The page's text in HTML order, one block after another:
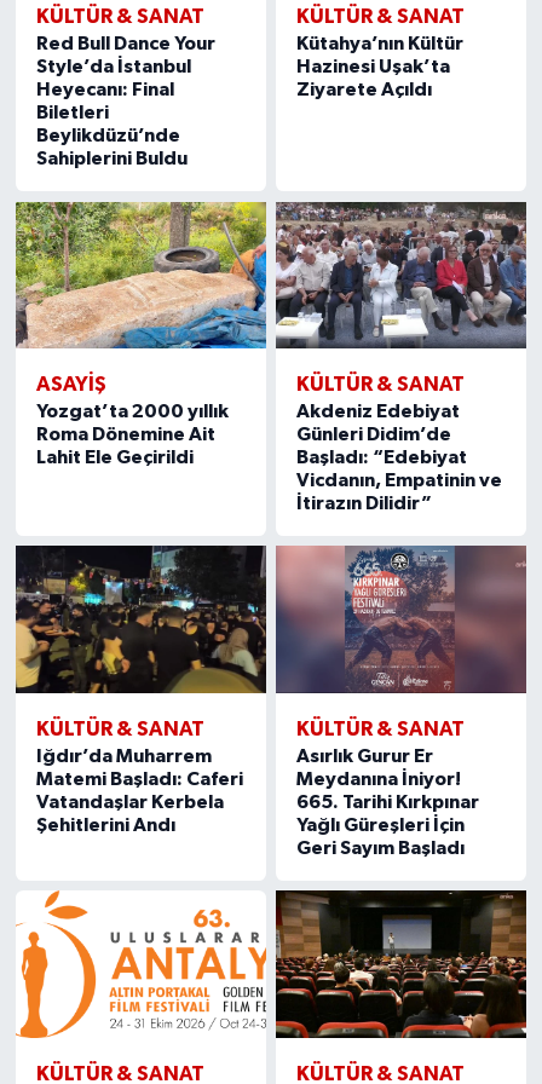
KÜLTÜR & SANAT
Red Bull Dance Your
Style’da İstanbul
Heyecanı: Final
Biletleri
Beylikdüzü’nde
Sahiplerini Buldu
KÜLTÜR & SANAT
Kütahya’nın Kültür
Hazinesi Uşak’ta
Ziyarete Açıldı
ASAYIŞ
Yozgat’ta 2000 yıllık
Roma Dönemine Ait
Lahit Ele Geçirildi
KÜLTÜR & SANAT
Akdeniz Edebiyat
Günleri Didim’de
Başladı: “Edebiyat
Vicdanın, Empatinin ve
İtirazın Dilidir”
KÜLTÜR & SANAT
Iğdır’da Muharrem
Matemi Başladı: Caferi
Vatandaşlar Kerbela
Şehitlerini Andı
KÜLTÜR & SANAT
Asırlık Gurur Er
Meydanına İniyor!
665. Tarihi Kırkpınar
Yağlı Güreşleri İçin
Geri Sayım Başladı
KÜLTÜR & SANAT KÜLTÜR & SANAT